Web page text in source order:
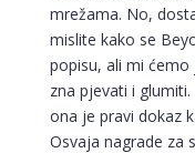
mrežama. No,
mislite kako se
popisu, ali mi ćemo
zna pjevati i
ona je pravi dokaz
Osvaja nagrade za